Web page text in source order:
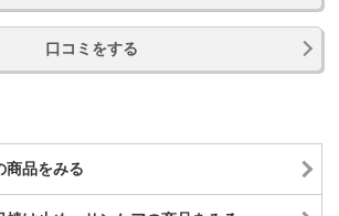
口コミをする
商品をみる